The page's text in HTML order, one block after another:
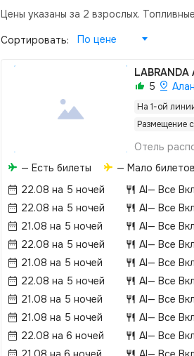
Цены указаны за 2 взрослых.
Сортировать: По цене
LABRANDA
5
На 1-ой
Размещение
Отель
от центра
находится
деревьев.
— Есть билеты — Мало билетов
22.08 на 5 ночей
AI— Все
22.08 на 5 ночей
AI— Все
21.08 на 5 ночей
AI— Все
22.08 на 5 ночей
AI— Все
21.08 на 5 ночей
AI— Все
22.08 на 5 ночей
AI— Все
21.08 на 5 ночей
AI— Все
21.08 на 5 ночей
AI— Все
22.08 на 6 ночей
AI— Все